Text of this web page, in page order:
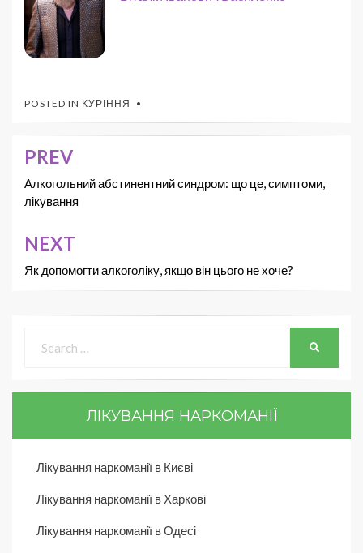
POSTED IN КУРІННЯ
PREV
Алкогольний абстинентний синдром: що це, симптоми,
лікування
NEXT
Як допомогти алкоголіку, якщо він цього не хоче?
ЛІКУВАННЯ НАРКОМАНІЇ
Лікування наркоманії в Києві
Лікування наркоманії в Харкові
Лікування наркоманії в Одесі